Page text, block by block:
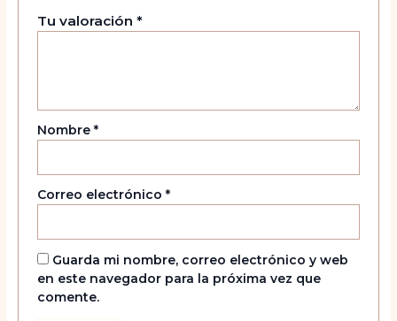
Tu valoración *
Nombre *
Correo electrónico *
Guarda mi nombre, correo electrónico y web
en este navegador para la próxima vez que
comente.